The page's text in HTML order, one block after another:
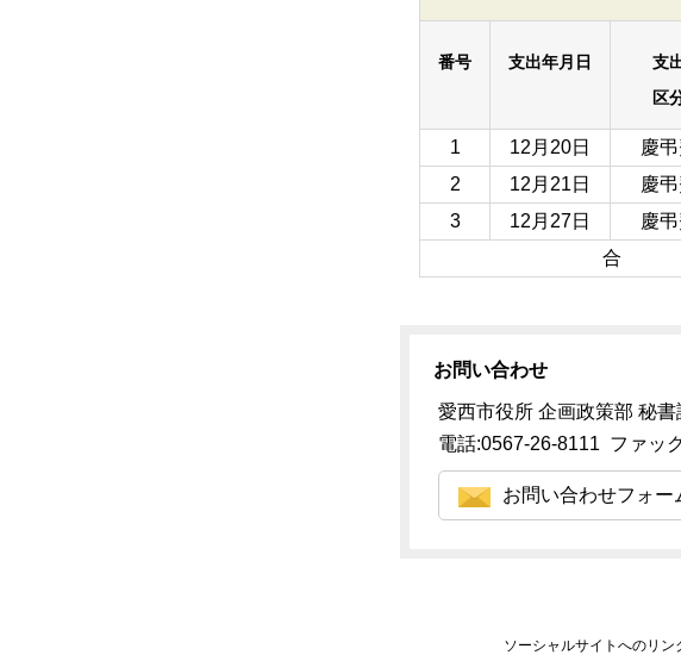
番号 支出年月日
支
区
1 12月20日 慶
2
12月21日 慶
3
12月27日 慶
お問い合わせ
愛西市役所 企画政策部 秘書
電話:0567-26-8111 ファッ
お問い合わせフォー
ソーシャルサイトへのリ